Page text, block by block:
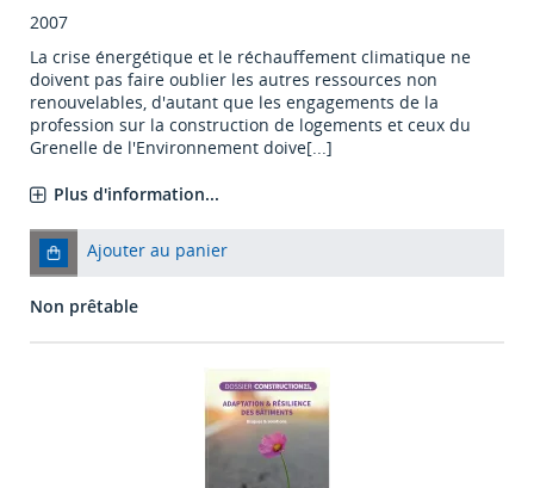
2007
La crise énergétique et le réchauffement climatique ne
doivent pas faire oublier les autres ressources non
renouvelables, d'autant que les engagements de la
profession sur la construction de logements et ceux du
Grenelle de l'Environnement doive[...]
Plus d'information...
Ajouter au panier
Non prêtable